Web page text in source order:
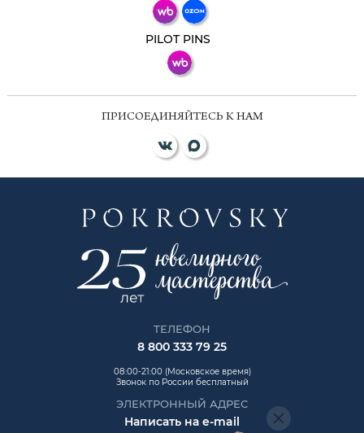
PILOT PINS
ПРИСОЕДИНЯЙТЕСЬ К НАМ
ТЕЛЕФОН
8 800 333 79 25
08:00-21:00 (Московское время)
Звонок по России бесплатный
ЭЛЕКТРОННЫЙ АДРЕС
Написать на e-mail